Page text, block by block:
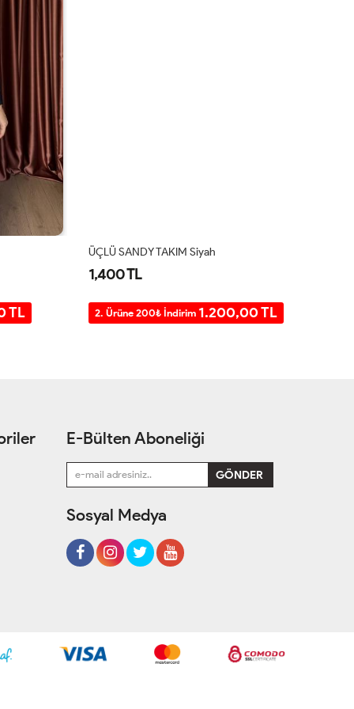
TL
ÜÇLÜ SANDY TAKIM Siyah
1,400 TL
2. Ürüne 200₺ İndirim 1.200,00 TL
E-Bülten Aboneliği
Sosyal Medya